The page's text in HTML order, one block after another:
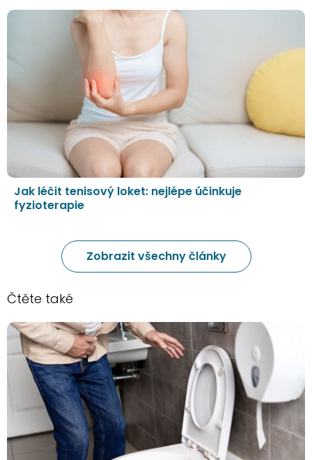
Jak léčit tenisový loket: nejlépe účinkuje
fyzioterapie
Zobrazit všechny články
Čtěte také